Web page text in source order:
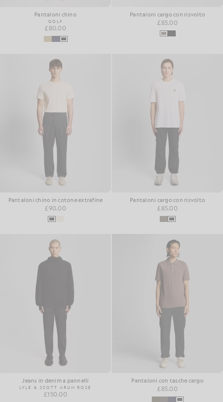
Pantaloni chino
GOLF
£80.00
Pantaloni cargo con risvolto
£85.00
Pantaloni chino in cotone extrafine
£90.00
Pantaloni cargo con risvolto
£85.00
Jeans in denim a pannelli
LYLE & SCOTT ARUN ROSE
£150.00
Pantaloni con tasche cargo
£85.00